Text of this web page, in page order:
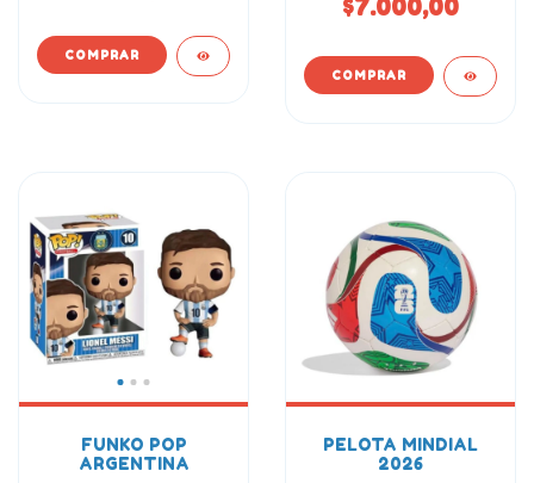
$7.000,00
FUNKO POP
ARGENTINA
PELOTA MINDIAL
2026